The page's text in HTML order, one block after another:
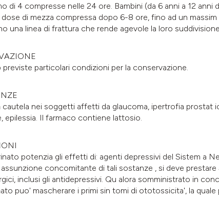
di 4 compresse nelle 24 ore. Bambini (da 6 anni a 12
dose di mezza compressa dopo 6-8 ore, fino ad un
una linea di frattura che rende agevole la loro
particolari condizioni per la conservazione.
cautela nei soggetti affetti da glaucoma, ipertrofia prostat
epilessia. Il farmaco contiene lattosio.
potenzia gli effetti di: agenti depressivi del Sistem a
concomitante di tali sostanze , si deve
inclusi gli antidepressivi. Qu alora somministrato in
puo' mascherare i primi sin tomi di ototossicita', la